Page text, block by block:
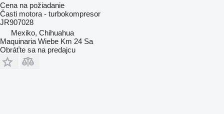
Cena na požiadanie
Časti motora - turbokompresor
JR907028
Mexiko, Chihuahua
Maquinaria Wiebe Km 24 Sa
Obráťte sa na predajcu